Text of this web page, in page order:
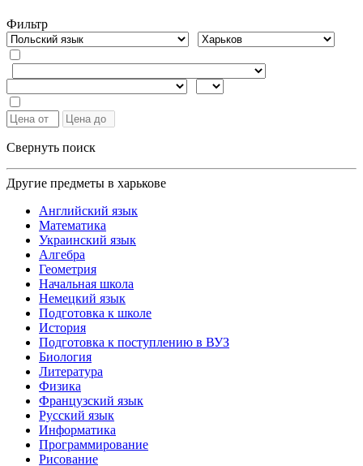
Фильтр
Свернуть поиск
Другие предметы в харькове
Английский язык
Математика
Украинский язык
Алгебра
Геометрия
Начальная школа
Немецкий язык
Подготовка к школе
История
Подготовка к поступлению в ВУЗ
Биология
Литература
Физика
Французский язык
Русский язык
Информатика
Программирование
Рисование